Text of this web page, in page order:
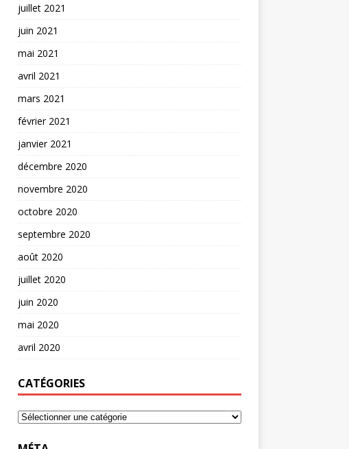
juillet 2021
juin 2021
mai 2021
avril 2021
mars 2021
février 2021
janvier 2021
décembre 2020
novembre 2020
octobre 2020
septembre 2020
août 2020
juillet 2020
juin 2020
mai 2020
avril 2020
CATÉGORIES